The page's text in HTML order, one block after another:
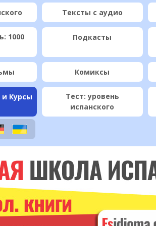
Тексты с аудио
1000
Подкасты
Комиксы
и Курсы
Тест: уровень
испанского